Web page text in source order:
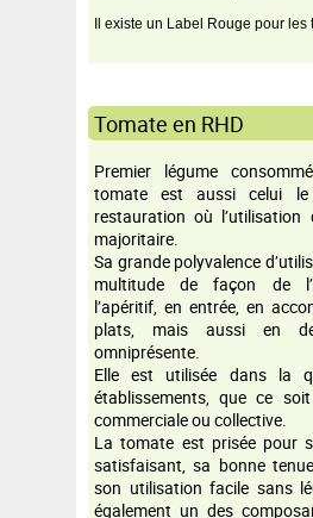
Il existe un Label Rouge pour
Tomate en RHD
Premier légume
tomate est aussi celui
restauration où
majoritaire.
Sa grande polyvalence
multitude de façon de
l’apéritif, en entrée, en
plats, mais aussi en
omniprésente.
Elle est utilisée dans la
établissements, que ce
commerciale ou collective.
La tomate est prisée pour
satisfaisant, sa bonne
son utilisation facile sans
également un des